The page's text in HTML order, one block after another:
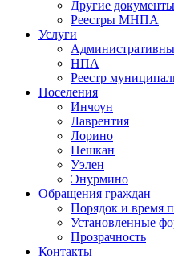
Другие документы
Реестры МНПА
Услуги
НПА
Реестр
Поселения
Инчоун
Лаврентия
Лорино
Нешкан
Уэлен
Энурмино
Обращения граждан
Порядок и время
Установленные
Прозрачность
Контакты